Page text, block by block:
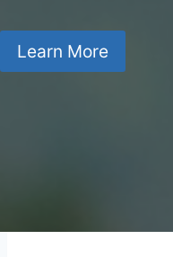
Learn More